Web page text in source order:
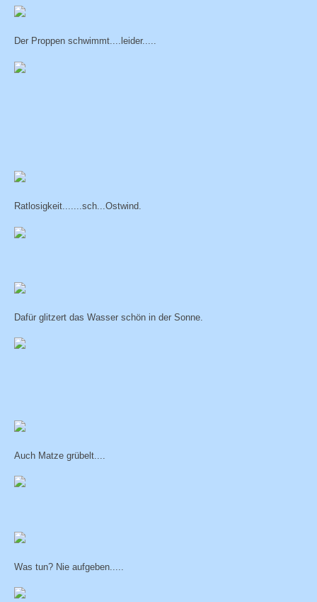
Der Proppen schwimmt....leider.....
Ratlosigkeit.......sch...Ostwind.
Dafür glitzert das Wasser schön in der Sonne.
Auch Matze grübelt....
Was tun? Nie aufgeben.....